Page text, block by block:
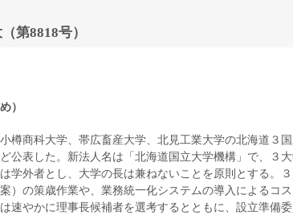
第8818号）
）
樽商科大学、帯広畜産大学、北見工業大学の北海道３
公表した。新法人名は「北海道国立大学機構」で、３
学外者とし、大学の長は兼ねないことを原則とする。
）の策歳作業や、業務統一化システムの導入によるコ
速やかに理事長候補者を選考するとともに、設立準備